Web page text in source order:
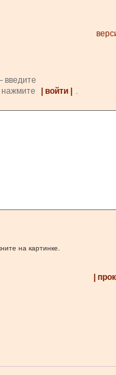
введите
нажмите | войти |
.
на картинке.
|